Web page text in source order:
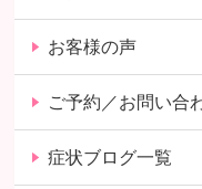
お客様の声
ご予約／お問い合
症状ブログ一覧